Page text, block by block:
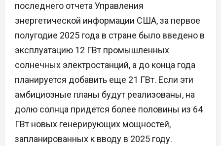
последнего отчета Управления
энергетической информации США, за первое
полугодие 2025 года в стране было введено в
эксплуатацию 12 ГВт промышленных
солнечных электростанций, а до конца года
планируется добавить еще 21 ГВт. Если эти
амбициозные планы будут реализованы, на
долю солнца придется более половины из 64
ГВт новых генерирующих мощностей,
запланированных к вводу в 2025 году.